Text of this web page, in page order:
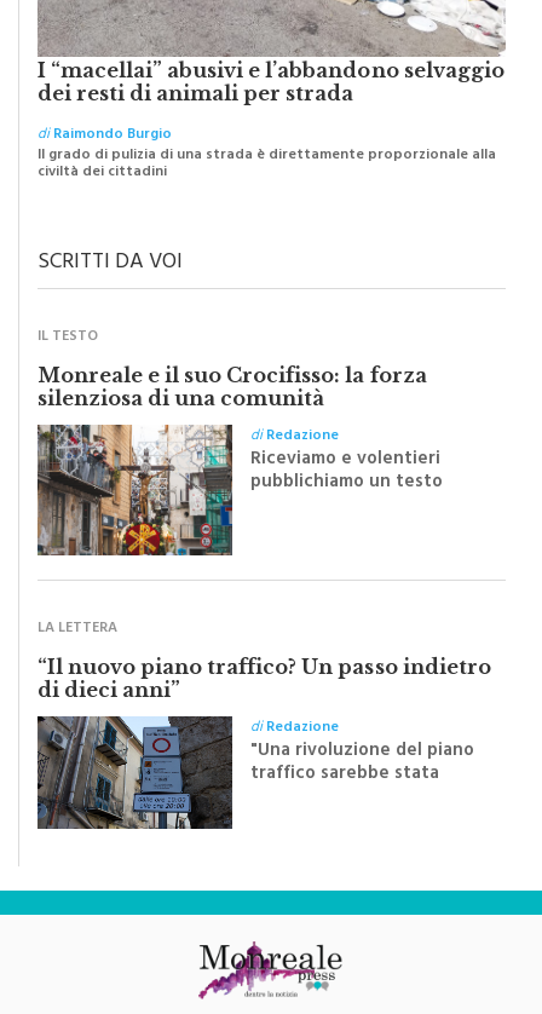
I “macellai” abusivi e l’abbandono selvaggio
dei resti di animali per strada
diRaimondo Burgio
SCRITTI DA VOI
IL TESTO
Monreale e il suo Crocifisso: la forza
silenziosa di una comunità
diRedazione
Riceviamo e volentieri
Sapienza all'indomani della
LA LETTERA
“Il nuovo piano traffico? Un passo indietro
di dieci anni”
diRedazione
"Una rivoluzione del piano